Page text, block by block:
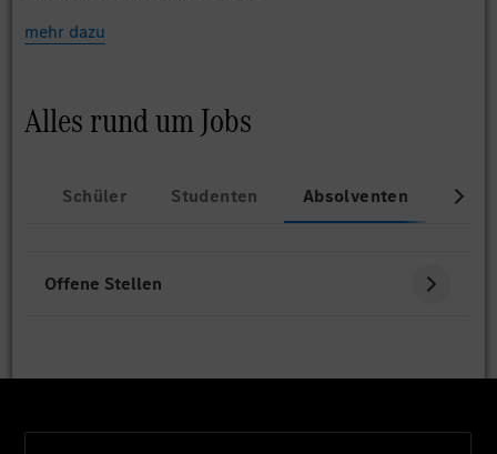
mehr dazu
Alles rund um Jobs
Schüler Studenten Absolventen
Offene Stellen